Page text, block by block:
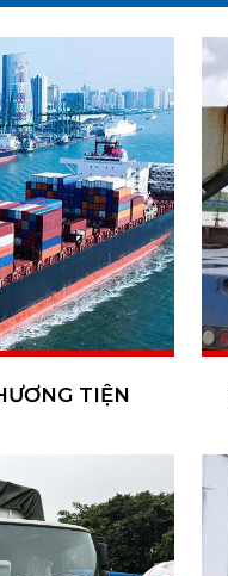
TIỆN